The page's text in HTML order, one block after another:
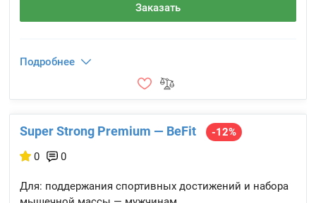
Заказать
Подробнее
Super Strong Premium — BeFit
-12%
0
0
Для: поддержания спортивных достижений и набора